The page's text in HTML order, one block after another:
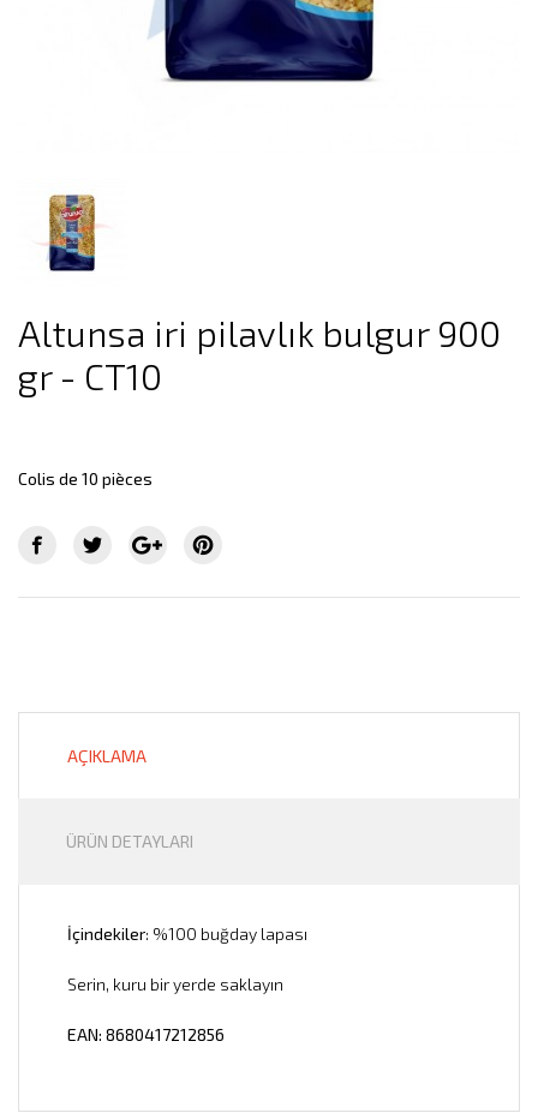
Altunsa iri pilavlık bulgur 900
gr - CT10
Colis de 10 pièces
AÇIKLAMA
ÜRÜN DETAYLARI
İçindekiler: %100 buğday lapası
Serin, kuru bir yerde saklayın
EAN: 8680417212856